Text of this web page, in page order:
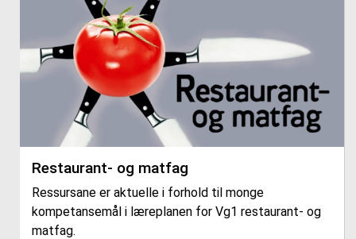
Restaurant- og matfag
Ressursane er aktuelle i forhold til monge
kompetansemål i læreplanen for Vg1 restaurant- og
matfag.